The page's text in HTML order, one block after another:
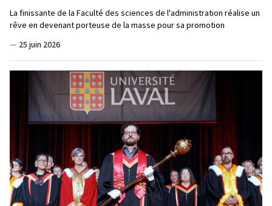
La finissante de la Faculté des sciences de l'administration réalise un
rêve en devenant porteuse de la masse pour sa promotion
— 25 juin 2026